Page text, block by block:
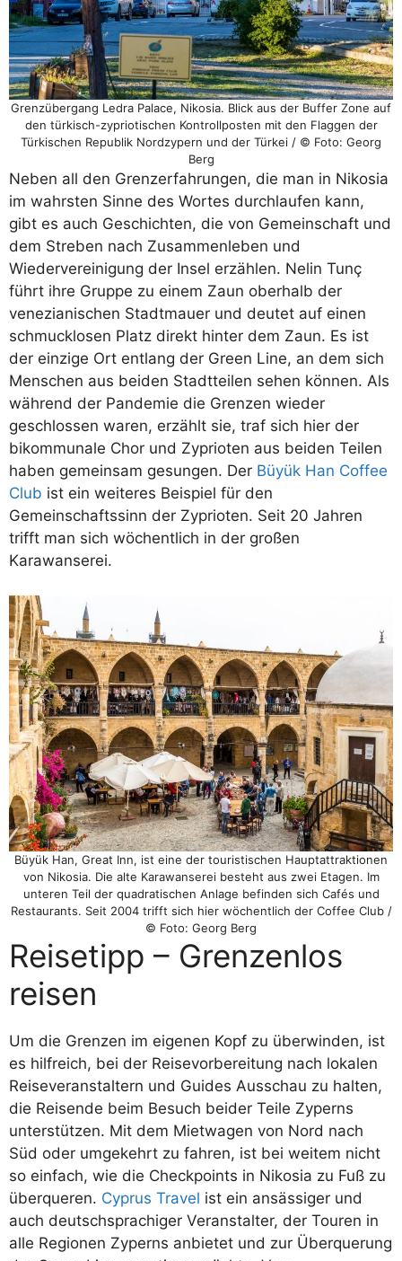
Grenzübergang Ledra Palace, Nikosia. Blick aus der Buffer Zone auf
den türkisch-zypriotischen Kontrollposten mit den Flaggen der
Türkischen Republik Nordzypern und der Türkei / © Foto: Georg
Berg
Neben all den Grenzerfahrungen, die man in Nikosia
im wahrsten Sinne des Wortes durchlaufen kann,
gibt es auch Geschichten, die von Gemeinschaft und
dem Streben nach Zusammenleben und
Wiedervereinigung der Insel erzählen. Nelin Tunç
führt ihre Gruppe zu einem Zaun oberhalb der
venezianischen Stadtmauer und deutet auf einen
schmucklosen Platz direkt hinter dem Zaun. Es ist
der einzige Ort entlang der Green Line, an dem sich
Menschen aus beiden Stadtteilen sehen können. Als
während der Pandemie die Grenzen wieder
geschlossen waren, erzählt sie, traf sich hier der
bikommunale Chor und Zyprioten aus beiden Teilen
haben gemeinsam gesungen. Der Büyük Han Coffee
Club ist ein weiteres Beispiel für den
Gemeinschaftssinn der Zyprioten. Seit 20 Jahren
trifft man sich wöchentlich in der großen
Karawanserei.
Büyük Han, Great Inn, ist eine der touristischen Hauptattraktionen
von Nikosia. Die alte Karawanserei besteht aus zwei Etagen. Im
unteren Teil der quadratischen Anlage befinden sich Cafés und
Restaurants. Seit 2004 trifft sich hier wöchentlich der Coffee Club /
© Foto: Georg Berg
Reisetipp – Grenzenlos
reisen
Um die Grenzen im eigenen Kopf zu überwinden, ist
es hilfreich, bei der Reisevorbereitung nach lokalen
Reiseveranstaltern und Guides Ausschau zu halten,
die Reisende beim Besuch beider Teile Zyperns
unterstützen. Mit dem Mietwagen von Nord nach
Süd oder umgekehrt zu fahren, ist bei weitem nicht
so einfach, wie die Checkpoints in Nikosia zu Fuß zu
überqueren. Cyprus Travel ist ein ansässiger und
auch deutschsprachiger Veranstalter, der Touren in
alle Regionen Zyperns anbietet und zur Überquerung